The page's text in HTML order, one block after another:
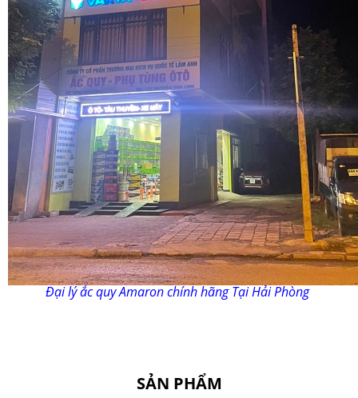
Đại lý ắc quy Amaron chính hãng Tại Hải Phòng
SẢN PHẨM